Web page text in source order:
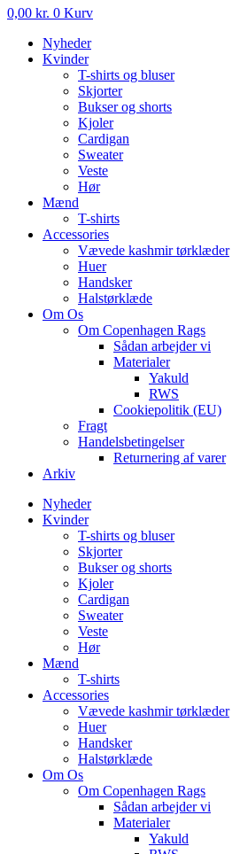
0,00 kr. 0 Kurv
Nyheder
Kvinder
T-shirts og bluser
Skjorter
Bukser og shorts
Kjoler
Cardigan
Sweater
Veste
Hør
Mænd
T-shirts
Accessories
Vævede kashmir tørklæder
Huer
Handsker
Halstørklæde
Om Os
Om Copenhagen Rags
Sådan arbejder vi
Materialer
Yakuld
RWS
Cookiepolitik (EU)
Fragt
Handelsbetingelser
Returnering af varer
Arkiv
Nyheder
Kvinder
T-shirts og bluser
Skjorter
Bukser og shorts
Kjoler
Cardigan
Sweater
Veste
Hør
Mænd
T-shirts
Accessories
Vævede kashmir tørklæder
Huer
Handsker
Halstørklæde
Om Os
Om Copenhagen Rags
Sådan arbejder vi
Materialer
Yakuld